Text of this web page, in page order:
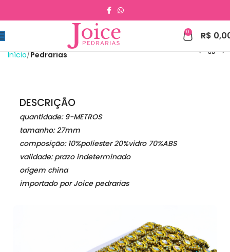
0 R$
Início Pedrarias
DESCRIÇÃO
quantidade: 9-METROS
tamanho: 27mm
composição: 10%poliester 20%vidro 70%ABS
validade: prazo indeterminado
origem china
importado por Joice pedrarias